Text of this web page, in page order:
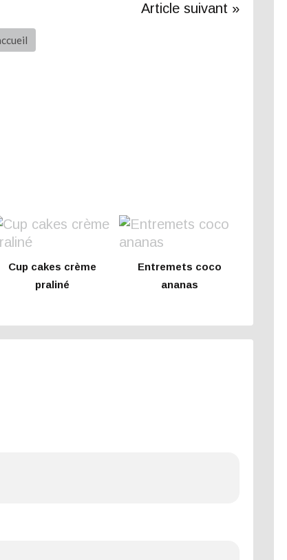
Article suivant »
Cup cakes crème
praliné
Entremets coco
ananas